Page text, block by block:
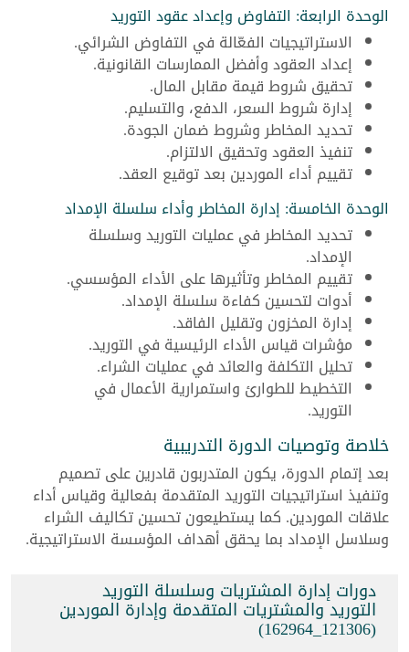
الوحدة الرابعة: التفاوض وإعداد عقود التوريد
الاستراتيجيات الفعّالة في التفاوض الشرائي.
إعداد العقود وأفضل الممارسات القانونية.
تحقيق شروط قيمة مقابل المال.
إدارة شروط السعر، الدفع، والتسليم.
تحديد المخاطر وشروط ضمان الجودة.
تنفيذ العقود وتحقيق الالتزام.
تقييم أداء الموردين بعد توقيع العقد.
الوحدة الخامسة: إدارة المخاطر وأداء سلسلة الإمداد
تحديد المخاطر في عمليات التوريد وسلسلة
الإمداد.
تقييم المخاطر وتأثيرها على الأداء المؤسسي.
أدوات لتحسين كفاءة سلسلة الإمداد.
إدارة المخزون وتقليل الفاقد.
مؤشرات قياس الأداء الرئيسية في التوريد.
تحليل التكلفة والعائد في عمليات الشراء.
التخطيط للطوارئ واستمرارية الأعمال في
التوريد.
خلاصة وتوصيات الدورة التدريبية
بعد إتمام الدورة، يكون المتدربون قادرين على تصميم
وتنفيذ استراتيجيات التوريد المتقدمة بفعالية وقياس أداء
علاقات الموردين. كما يستطيعون تحسين تكاليف الشراء
وسلاسل الإمداد بما يحقق أهداف المؤسسة الاستراتيجية.
دورات إدارة المشتريات وسلسلة التوريد
التوريد والمشتريات المتقدمة وإدارة الموردين
(121306_162964)